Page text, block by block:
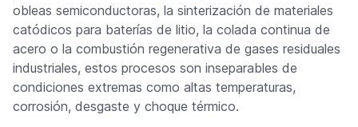
obleas semiconductoras, la sinterización de materiales
catódicos para baterías de litio, la colada continua de
acero o la combustión regenerativa de gases residuales
industriales, estos procesos son inseparables de
condiciones extremas como altas temperaturas,
corrosión, desgaste y choque térmico.